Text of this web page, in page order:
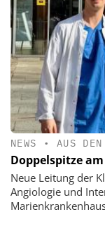
NEWS • AUS
Doppelspitze
Neue Leitung der
Angiologie und